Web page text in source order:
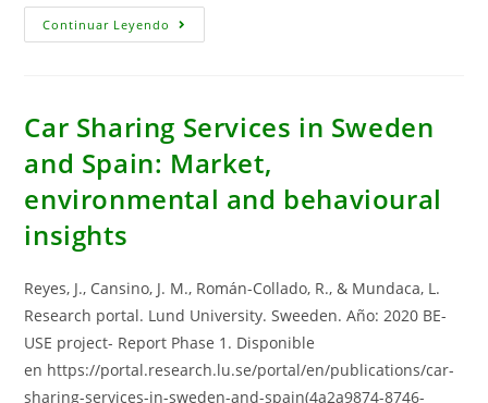
Continuar Leyendo El
Reto
En
Europa
Y
El
Riesgo
Del
Efecto
Car Sharing Services in Sweden
and Spain: Market,
environmental and behavioural
insights
Reyes, J., Cansino, J. M., Román-Collado, R., & Mundaca, L.
Research portal. Lund University. Sweeden. Año: 2020 BE-
USE project- Report Phase 1. Disponible
en https://portal.research.lu.se/portal/en/publications/car-
sharing-services-in-sweden-and-spain(4a2a9874-8746-